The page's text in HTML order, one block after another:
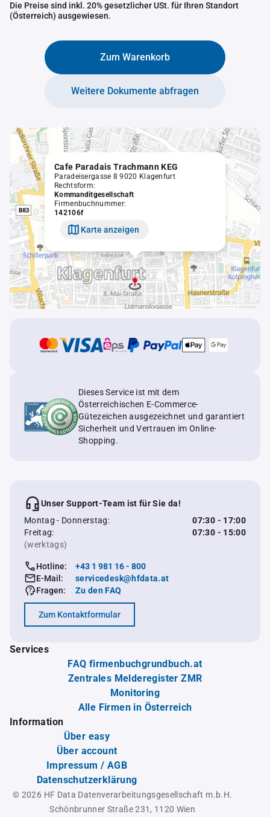
Die Preise sind inkl. 20% gesetzlicher USt. für Ihren Standort
(Österreich) ausgewiesen.
Zum Warenkorb
Weitere Dokumente abfragen
Cafe Paradais Trachmann KEG
Paradeisergasse 8 9020 Klagenfurt
Rechtsform:
Kommanditgesellschaft
Firmenbuchnummer:
142106f
Karte anzeigen
Dieses Service ist mit dem
Österreichischen E-Commerce-
Gütezeichen ausgezeichnet und garantiert
Sicherheit und Vertrauen im Online-
Shopping.
Unser Support-Team ist für Sie da!
Montag - Donnerstag:
07:30 - 17:00
Freitag:
07:30 - 15:00
(werktags)
Hotline:
+43 1 981 16 - 800
E-Mail:
servicedesk@hfdata.at
Fragen:
Zu den FAQ
Zum Kontaktformular
Services
FAQ firmenbuchgrundbuch.at
Zentrales Melderegister ZMR
Monitoring
Alle Firmen in Österreich
Information
Über easy
Über account
Impressum / AGB
Datenschutzerklärung
© 2026 HF Data Datenverarbeitungsgesellschaft m.b.H.
Schönbrunner Straße 231, 1120 Wien